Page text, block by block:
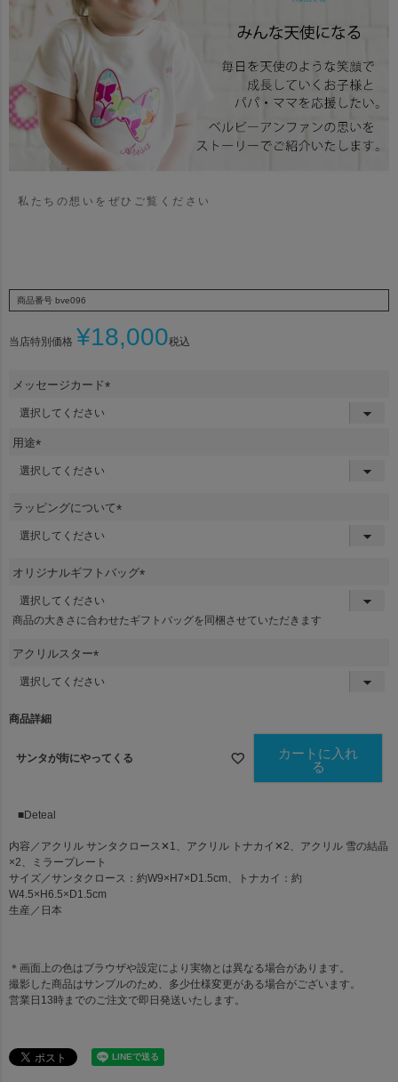
私たちの想いをぜひご覧ください
商品番号 bve096
当店特別価格 ¥18,000税込
メッセージカード
用途
(
)
ラッピングについて
オリジナルギフトバッグ
須
商品の大きさに合わせたギフトバッグを同梱させていただきます
アクリルスター
(
商品詳細
サンタが街にやってくる
カートに入れ
る
■Deteal
内容／アクリル サンタクロース✕1、アクリル トナカイ✕2、アクリル 雪の結晶
×2、ミラープレート
サイズ／サンタクロース：約W9×H7×D1.5cm、トナカイ：約
W4.5×H6.5×D1.5cm
生産／日本
＊画面上の色はブラウザや設定により実物とは異なる場合があります。
撮影した商品はサンプルのため、多少仕様変更がある場合がございます。
営業日13時までのご注文で即日発送いたします。